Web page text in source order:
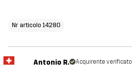
Nr articolo 14280
Antonio R. Acquirente verificato